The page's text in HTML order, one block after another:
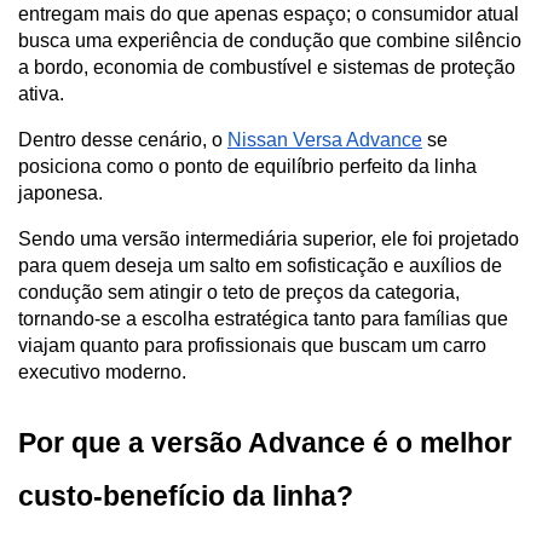
entregam mais do que apenas espaço; o consumidor atual
busca uma experiência de condução que combine silêncio
a bordo, economia de combustível e sistemas de proteção
ativa.
Dentro desse cenário, o Nissan Versa Advance se
posiciona como o ponto de equilíbrio perfeito da linha
japonesa.
Sendo uma versão intermediária superior, ele foi projetado
para quem deseja um salto em sofisticação e auxílios de
condução sem atingir o teto de preços da categoria,
tornando-se a escolha estratégica tanto para famílias que
viajam quanto para profissionais que buscam um carro
executivo moderno.
Por que a versão Advance é o melhor
custo-benefício da linha?